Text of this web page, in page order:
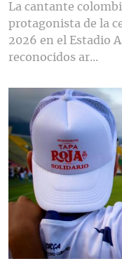
La cantante
protagonista de la
2026 en el Estadio
reconocidos ar...
Contenido multimedia